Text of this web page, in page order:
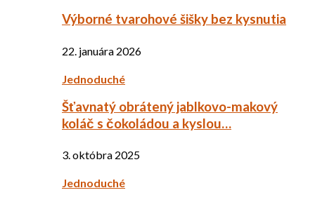
Výborné tvarohové šišky bez kysnutia
22. januára 2026
Jednoduché
Šťavnatý obrátený jablkovo-makový
koláč s čokoládou a kyslou…
3. októbra 2025
Jednoduché